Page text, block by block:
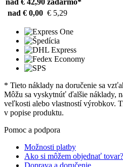
nad € 0,00 € 5,29
* Tieto náklady na doručenie sa
Môžu sa vyskytnúť ďalšie náklady,
veľkosti alebo vlastností výrobkov.
v popise produktu.
Pomoc a podpora
Možnosti platby
Ako si môžem objednať tovar?
Doprava a doručenie